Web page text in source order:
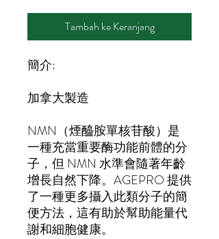
Tambah ke Keranjang
簡介:
加拿大製造
NMN（煙醯胺單核苷酸）是
一種充當重要酶功能前體的分
子，但 NMN 水準會隨著年齡
增長自然下降。AGEPRO 提供
了一種更多攝入此類分子的簡
便方法，這有助於幫助能量代
謝和細胞健康。